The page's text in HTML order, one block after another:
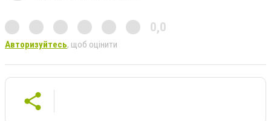
0,0
Авторизуйтесь, щоб оцінити